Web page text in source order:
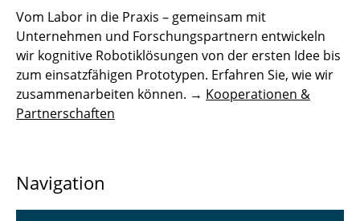
Vom Labor in die Praxis – gemeinsam mit
Unternehmen und Forschungspartnern entwickeln
wir kognitive Robotiklösungen von der ersten Idee bis
zum einsatzfähigen Prototypen. Erfahren Sie, wie wir
zusammenarbeiten können. → Kooperationen &
Partnerschaften
Navigation